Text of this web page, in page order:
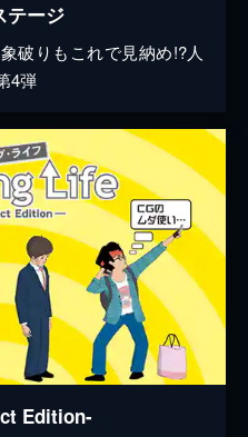
テージ
破りもこれで見納め!?人
4弾
Edition-